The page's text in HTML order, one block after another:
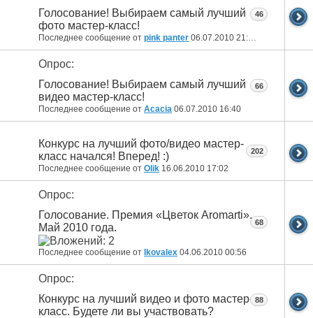
Голосование! Выбираем самый лучший
фото мастер-класс!
Последнее сообщение от pink panter 06.07.2010 21:46
46
Опрос:
Голосование! Выбираем самый лучший
видео мастер-класс!
Последнее сообщение от Acacia 06.07.2010 16:40
66
Конкурс на лучший фото/видео мастер-
класс начался! Вперед! :)
Последнее сообщение от Olik 16.06.2010 17:02
202
Опрос:
Голосование. Премия «Цветок Aromarti».
Май 2010 года.
Последнее сообщение от Ikovalex 04.06.2010 00:56
68
Опрос:
Конкурс на лучший видео и фото мастер-
класс. Будете ли вы участвовать?
88